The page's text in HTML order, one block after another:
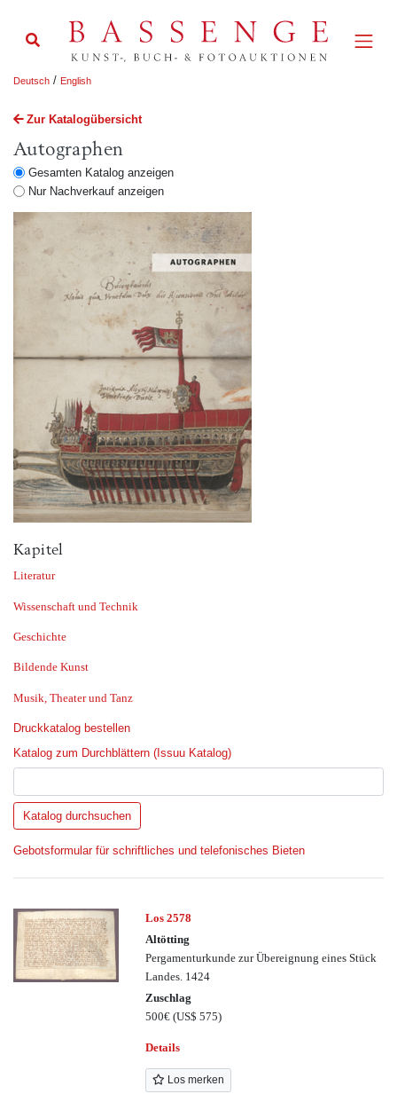
Deutsch / English
Zur Katalogübersicht
Autographen
Gesamten Katalog anzeigen
Nur Nachverkauf anzeigen
Kapitel
Literatur
Wissenschaft und Technik
Geschichte
Bildende Kunst
Musik, Theater und Tanz
Druckkatalog bestellen
Katalog zum Durchblättern (Issuu Katalog)
Gebotsformular für schriftliches und telefonisches Bieten
Los 2578
Altötting
Pergamenturkunde zur Übereignung eines Stück
Landes. 1424
Zuschlag
500€(US$ 575)
Details
Los merken